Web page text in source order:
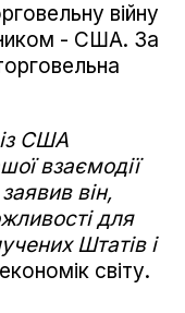
війну
- США. За
із США
взаємодії
він,
для
Штатів і
світу.